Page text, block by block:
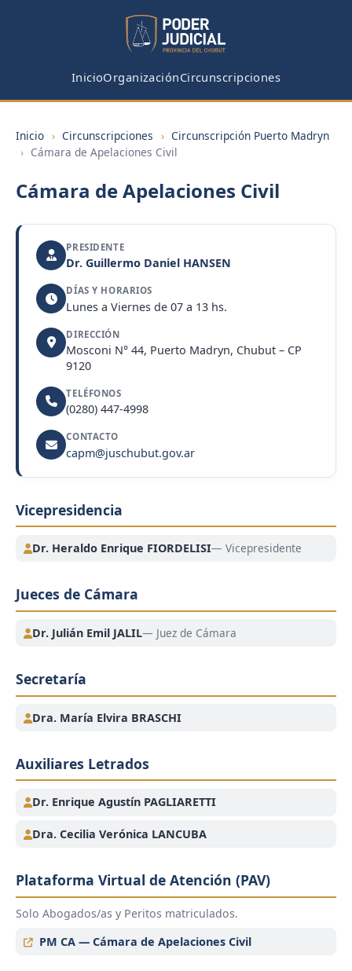
InicioOrganizaciónCircunscripciones
Inicio › Circunscripciones › Circunscripción Puerto Madryn
› Cámara de Apelaciones Civil
Cámara de Apelaciones Civil
PRESIDENTE
Dr. Guillermo Daniel HANSEN
DÍAS Y HORARIOS
Lunes a Viernes de 07 a 13 hs.
DIRECCIÓN
Mosconi N° 44, Puerto Madryn, Chubut – CP
9120
TELÉFONOS
(0280) 447-4998
CONTACTO
capm@juschubut.gov.ar
Vicepresidencia
Dr. Heraldo Enrique FIORDELISI— Vicepresidente
Jueces de Cámara
Dr. Julián Emil JALIL— Juez de Cámara
Secretaría
Dra. María Elvira BRASCHI
Auxiliares Letrados
Dr. Enrique Agustín PAGLIARETTI
Dra. Cecilia Verónica LANCUBA
Plataforma Virtual de Atención (PAV)
Solo Abogados/as y Peritos matriculados.
PM CA — Cámara de Apelaciones Civil